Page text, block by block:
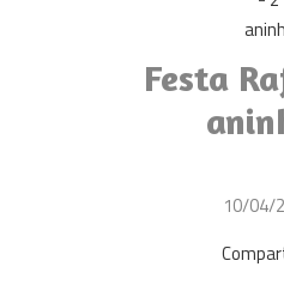
Festa
10/04/